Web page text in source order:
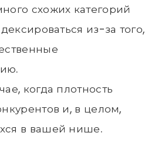
схожих категорий
из-за того,
когда плотность
и, в целом,
в вашей нише.